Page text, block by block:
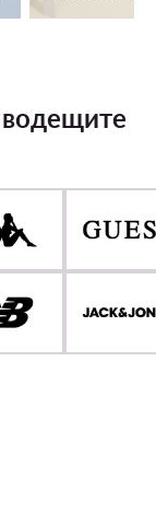
водещите